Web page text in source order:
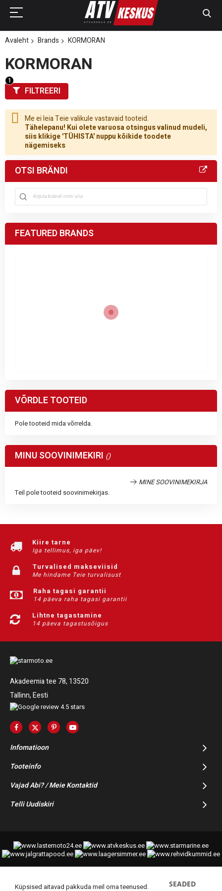
Avaleht Brands KORMORAN
KORMORAN
Me ei leia Teie valikule vastavaid tooteid.
Tähelepanu! Kui olete varuosa otsingus valinud mudeli,
siis klikige 'TÜHISTA' nuppu kõikide toodete
nägemiseks
FILTREERI
OTSI BRÄNDI
FEATURED BRANDS
VÕRDLE TOOTEID
Pole tooteid mida võrrelda.
MINU SOOVINIMEKIRI
MINE SOOVINIMEKIRJA
Teil pole tooteid soovinimekirjas.
Kiire tarne
Iga tellimus, iga päev!
Turvalised makseviisid
Me hindame Teie turvalisust
Raha tagasi garantii
14 päeva raha tagasi garantii
Lihtne tagastamine
14 päeva tagastusõigus
Akadeemia tee 78, 13520
Tallinn, Eesti
Infomatioon
Tooteinfo
Vajad Abi? / Meie Kontaktid
Telli Uudiskiri
© 2014-2025 Starmoto OÜ
Küpsised aitavad pakkuda meil oma teenused.
SEADED